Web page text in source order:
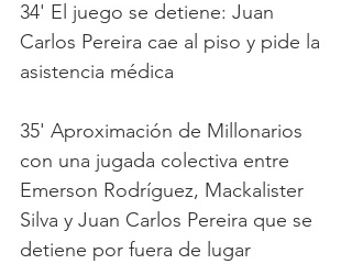
34' El juego se detiene: Juan
Carlos Pereira cae al piso y pide la
asistencia médica
35' Aproximación de Millonarios
con una jugada colectiva entre
Emerson Rodríguez, Mackalister
Silva y Juan Carlos Pereira que se
detiene por fuera de lugar